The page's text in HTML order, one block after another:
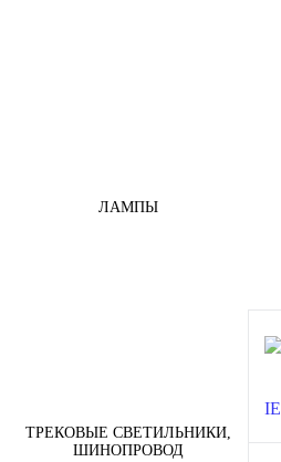
ЛАМПЫ
ТРЕКОВЫЕ СВЕТИЛЬНИКИ,
ШИНОПРОВОД